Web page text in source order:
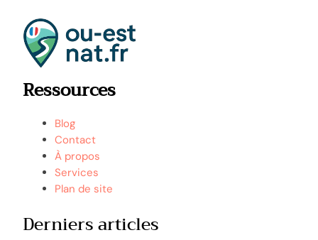
Ressources
Blog
Contact
À propos
Services
Plan de site
Derniers articles